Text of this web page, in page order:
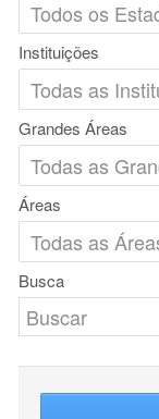
Instituições
Grandes Áreas
Áreas
Busca